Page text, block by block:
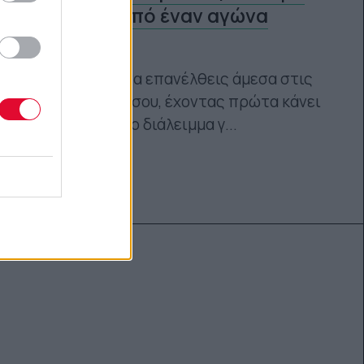
σου μετά από έναν αγώνα
δρόμου
6 βήματα για να επανέλθεις άμεσα στις
προπονήσεις σου, έχοντας πρώτα κάνει
το απαραίτητο διάλειμμα γ...